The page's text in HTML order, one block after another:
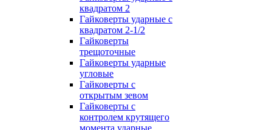
квадратом 2
Гайковерты ударные с
квадратом 2-1/2
Гайковерты
трещоточные
Гайковерты ударные
угловые
Гайковерты с
открытым зевом
Гайковерты с
контролем крутящего
момента ударные